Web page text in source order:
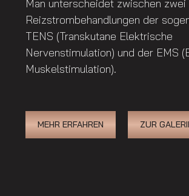
Man unterscheidet zwischen zwei
Reizstrombehandlungen der
TENS (Transkutane Elektrische
Nervenstimulation) und der EMS
Muskelstimulation).
MEHR ERFAHREN ZUR